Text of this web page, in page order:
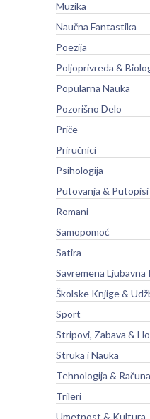
Muzika
Naučna Fantastika
Poezija
Poljoprivreda &
Popularna Nauka
Pozorišno Delo
Priče
Priručnici
Psihologija
Putovanja & Putopisi
Romani
Samopomoć
Satira
Savremena
Školske Knjige &
Sport
Stripovi, Zabava &
Struka i Nauka
Tehnologija &
Trileri
Umetnost & Kultura